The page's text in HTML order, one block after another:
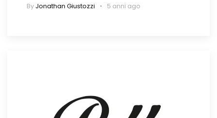
By Jonathan Giustozzi 5 anni ago